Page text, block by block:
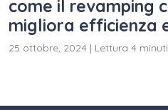
come il revamping
migliora efficienza
25 ottobre, 2024 | Lettura 4 minuti